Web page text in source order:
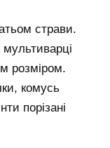
страви.
розміром.
комусь
порізані